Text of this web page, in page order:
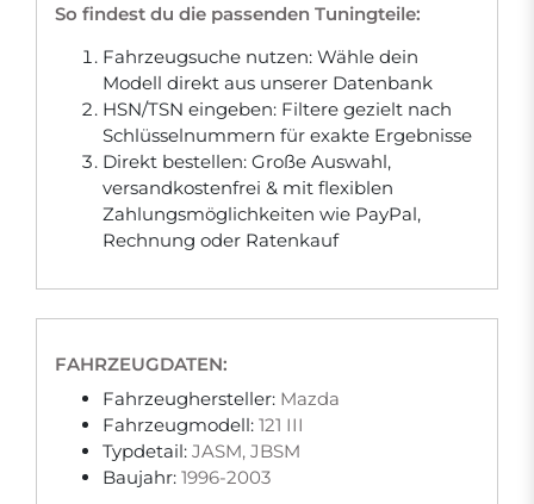
So findest du die passenden Tuningteile:
Fahrzeugsuche nutzen: Wähle dein
Modell direkt aus unserer Datenbank
HSN/TSN eingeben: Filtere gezielt nach
Schlüsselnummern für exakte Ergebnisse
Direkt bestellen: Große Auswahl,
versandkostenfrei & mit flexiblen
Zahlungsmöglichkeiten wie PayPal,
Rechnung oder Ratenkauf
FAHRZEUGDATEN:
Fahrzeughersteller: Mazda
Fahrzeugmodell: 121 III
Typdetail: JASM, JBSM
Baujahr: 1996-2003